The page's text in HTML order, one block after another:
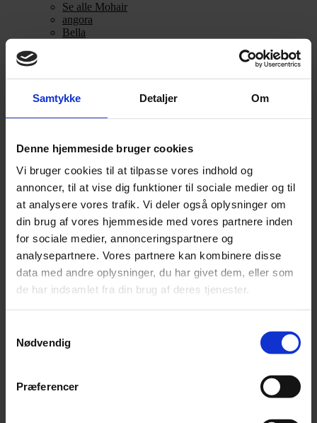
Samtykke Detaljer Om
Denne hjemmeside bruger cookies
Vi bruger cookies til at tilpasse vores indhold og
annoncer, til at vise dig funktioner til sociale medier og til
at analysere vores trafik. Vi deler også oplysninger om
din brug af vores hjemmeside med vores partnere inden
for sociale medier, annonceringspartnere og
analysepartnere. Vores partnere kan kombinere disse
data med andre oplysninger, du har givet dem, eller som
de har indsamlet fra din brug af deres tjenester.
Nødvendig
Præferencer
Se alle Mohair
angora
Bella
Mulberry Silk
Leonora
Tilia
Se alle Mohair
Bella
Bella Color
Filnovo
Mulberry Silk
Leonora
Silk Mohair
Tilia
Tynn Silk Mohair
Alpaca 1
Alpakka Følgetråd